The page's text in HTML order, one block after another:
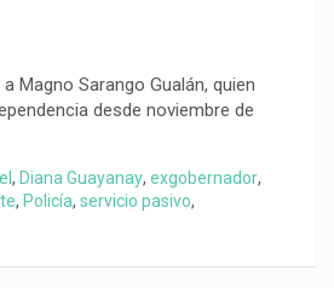
Magno Sarango Gualán, quien
desde noviembre de
, Diana Guayanay, exgobernador,
, Policía, servicio pasivo,